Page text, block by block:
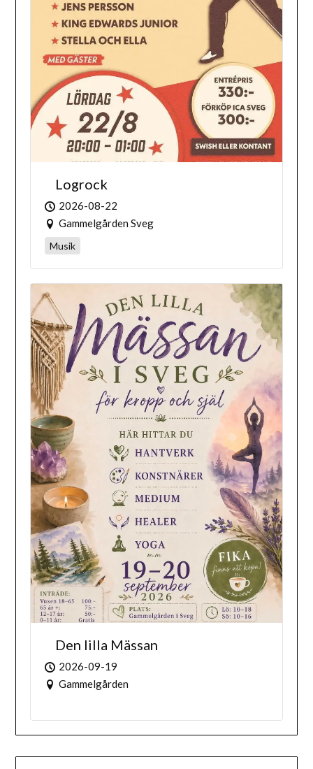
Logrock
2026-08-22
Gammelgården Sveg
Musik
Den lilla Mässan
2026-09-19
Gammelgården